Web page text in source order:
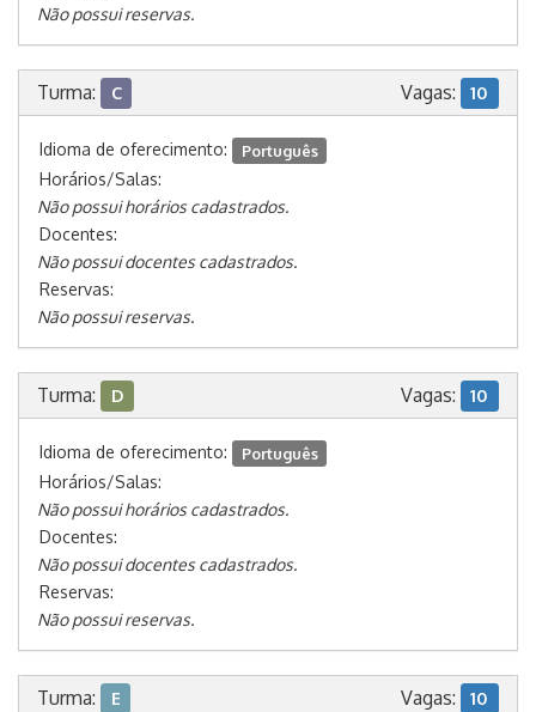
Não possui reservas.
Turma: C Vagas: 10
Idioma de oferecimento: Português
Horários/Salas:
Não possui horários cadastrados.
Docentes:
Não possui docentes cadastrados.
Reservas:
Não possui reservas.
Turma: D Vagas: 10
Idioma de oferecimento: Português
Horários/Salas:
Não possui horários cadastrados.
Docentes:
Não possui docentes cadastrados.
Reservas:
Não possui reservas.
Turma: E Vagas: 10